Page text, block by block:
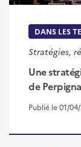
DANS LES
Stratégies,
Une
de
Publié le 01/